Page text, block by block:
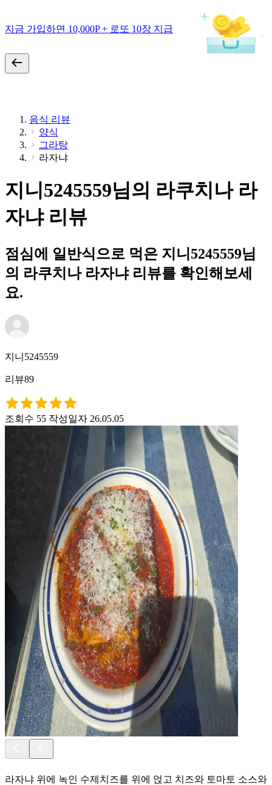
지금 가입하면 10,000P + 로또 10장 지급
음식 리뷰
양식
그라탕
라자냐
지니5245559님의 라쿠치나 라
자냐 리뷰
점심에 일반식으로 먹은 지니5245559님
의 라쿠치나 라자냐 리뷰를 확인해보세
요.
지니5245559
리뷰89
조회수 55 작성일자 26.05.05
라자냐 위에 녹인 수제치즈를 위에 얹고 치즈와 토마토 소스와